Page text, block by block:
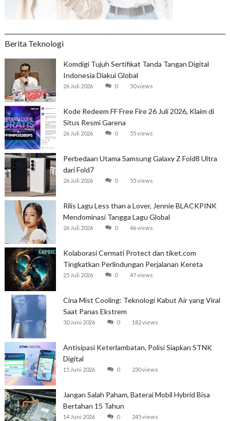
Berita Teknologi
Komdigi Tujuh Sertifikat Tanda Tangan Digital
Indonesia Diakui Global
26 Juli 2026 0 50 views
Kode Redeem FF Free Fire 26 Juli 2026, Klaim di
Situs Resmi Garena
26 Juli 2026 0 55 views
Perbedaan Utama Samsung Galaxy Z Fold8 Ultra
dari Fold7
26 Juli 2026 0 55 views
Rilis Lagu Less than a Lover, Jennie BLACKPINK
Mendominasi Tangga Lagu Global
26 Juli 2026 0 46 views
Kolaborasi Cermati Protect dan tiket.com
Tingkatkan Perlindungan Perjalanan Kereta
25 Juli 2026 0 47 views
Cina Mist Cooling: Teknologi Kabut Air yang Viral
Saat Panas Ekstrem
30 Juni 2026 0 182 views
Antisipasi Keterlambatan, Polisi Siapkan STNK
Digital
15 Juni 2026 0 230 views
Jangan Salah Paham, Baterai Mobil Hybrid Bisa
Bertahan 15 Tahun
14 Juni 2026 0 245 views